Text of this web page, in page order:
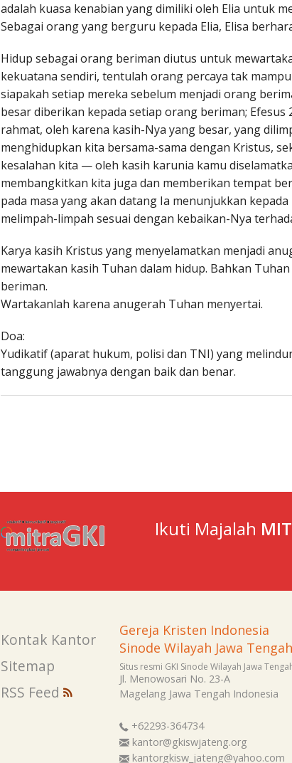
adalah kuasa kenabian yang dimiliki oleh Elia untuk
Sebagai orang yang berguru kepada Elia, Elisa
Hidup sebagai orang beriman diutus untuk
kekuatana sendiri, tentulah orang percaya tak
siapakah setiap mereka sebelum menjadi orang
besar diberikan kepada setiap orang beriman;
rahmat, oleh karena kasih-Nya yang besar, yang
menghidupkan kita bersama-sama dengan Kristus,
kesalahan kita — oleh kasih karunia kamu
membangkitkan kita juga dan memberikan tempat
pada masa yang akan datang Ia menunjukkan
melimpah-limpah sesuai dengan kebaikan-Nya
Karya kasih Kristus yang menyelamatkan menjadi
mewartakan kasih Tuhan dalam hidup. Bahkan
beriman.
Wartakanlah karena anugerah Tuhan menyertai.
Doa:
Yudikatif (aparat hukum, polisi dan TNI) yang
tanggung jawabnya dengan baik dan benar.
Ikuti Majalah
Kontak Kantor
Sitemap
RSS Feed
Gereja Kristen Indonesia
Sinode Wilayah Jawa Tengah
Situs resmi GKI Sinode Wilayah Jawa
Jl. Menowosari No. 23-A
Magelang Jawa Tengah Indonesia
+62293-364734
kantor@gkiswjateng.org
kantorgkisw_jateng@yahoo.com